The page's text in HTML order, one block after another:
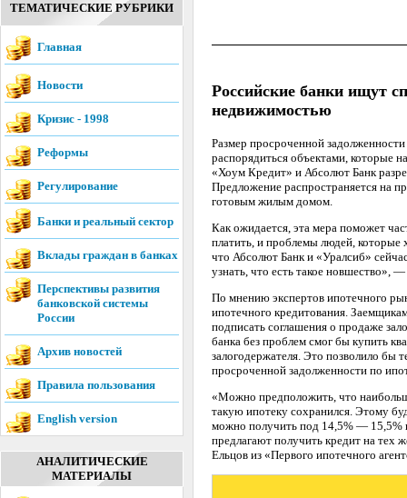
ТЕМАТИЧЕСКИЕ РУБРИКИ
Главная
Новости
Кризис - 1998
Реформы
Регулирование
Банки и реальный сектор
Вклады граждан в банках
Перспективы развития
банковской системы
России
Архив новостей
Правила пользования
English version
АНАЛИТИЧЕСКИЕ
МАТЕРИАЛЫ
Российские банки ищут
недвижимостью
Размер просроченной
распорядиться объектами, которые
«Хоум Кредит» и Абсолют Банк
Предложение распространяется на
готовым жилым домом.
Как ожидается, эта мера поможет
платить, и проблемы людей,
что Абсолют Банк и «Уралсиб»
узнать, что есть такое новшество»,
По мнению экспертов ипотечного
ипотечного кредитования.
подписать соглашения о продаже
банка без проблем смог бы купить
залогодержателя. Это позволило бы
просроченной задолженности по
«Можно предположить, что
такую ипотеку сохранился. Этому
можно получить под 14,5% — 15,5%
предлагают получить кредит на
Ельцов из «Первого ипотечного